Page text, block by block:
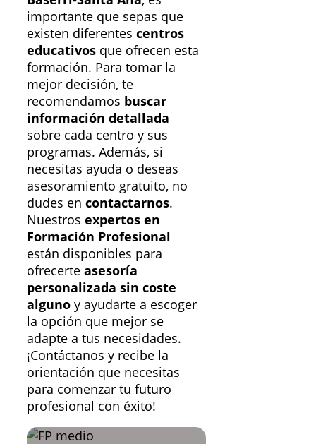
importante que sepas que
existen diferentes centros
educativos que ofrecen esta
formación. Para tomar la
mejor decisión, te
recomendamos buscar
información detallada
sobre cada centro y sus
programas. Además, si
necesitas ayuda o deseas
asesoramiento gratuito, no
dudes en contactarnos.
Nuestros expertos en
Formación Profesional
están disponibles para
ofrecerte asesoría
personalizada sin coste
alguno y ayudarte a escoger
la opción que mejor se
adapte a tus necesidades.
¡Contáctanos y recibe la
orientación que necesitas
para comenzar tu futuro
profesional con éxito!